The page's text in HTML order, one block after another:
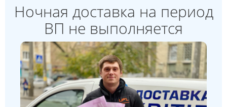
Ночная доставка на период
ВП не выполняется